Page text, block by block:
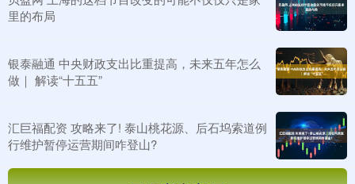
里的布局
银泰融通 中央财政支出比重提高，未来五年怎么
做｜ 解读“十五五”
汇巨福配资 攻略来了! 泰山桃花源、后石坞索道例
行维护暂停运营期间咋登山?